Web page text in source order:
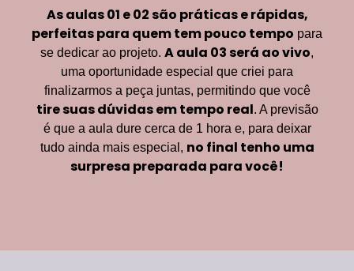
As aulas 01 e 02 são práticase rápidas,
perfeitas para quem tem pouco tempo para
se dedicar ao projeto. A aula 03 será ao vivo,
uma oportunidade especial que criei para
finalizarmos a peça juntas, permitindo que você
tire suas dúvidas em tempo real. A previsão
é que a aula dure cerca de 1 hora e, para deixar
tudo ainda mais especial, no final tenho uma
surpresa preparada para você!